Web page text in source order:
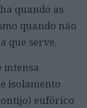
quando as
quando não
que serve.
intensa
isolamento
eufórico